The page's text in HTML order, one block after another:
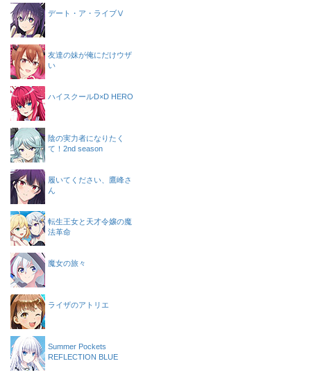
デート・ア・ライブⅤ
友達の妹が俺にだけウザ
い
ハイスクールD×D HERO
陰の実力者になりたく
て！2nd season
履いてください、鷹峰さ
ん
転生王女と天才令嬢の魔
法革命
魔女の旅々
ライザのアトリエ
Summer Pockets
REFLECTION BLUE